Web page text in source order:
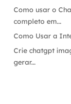
Como usar o
completo em...
Como Usar a
Crie chatgpt
gerar...